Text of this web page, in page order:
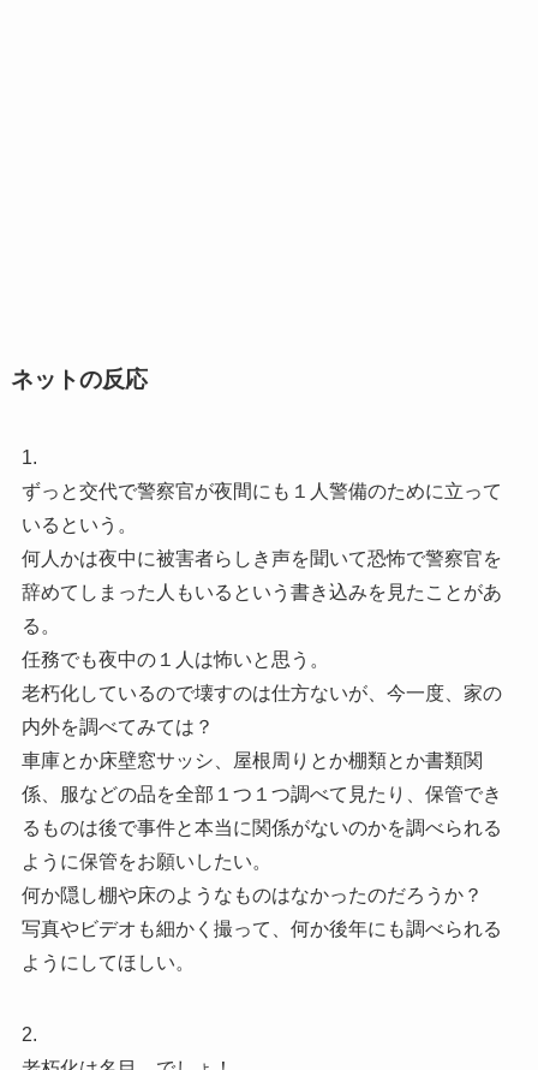
ネットの反応
1.
ずっと交代で警察官が夜間にも１人警備のために立って
いるという。
何人かは夜中に被害者らしき声を聞いて恐怖で警察官を
辞めてしまった人もいるという書き込みを見たことがあ
る。
任務でも夜中の１人は怖いと思う。
老朽化しているので壊すのは仕方ないが、今一度、家の
内外を調べてみては？
車庫とか床壁窓サッシ、屋根周りとか棚類とか書類関
係、服などの品を全部１つ１つ調べて見たり、保管でき
るものは後で事件と本当に関係がないのかを調べられる
ように保管をお願いしたい。
何か隠し棚や床のようなものはなかったのだろうか？
写真やビデオも細かく撮って、何か後年にも調べられる
ようにしてほしい。
2.